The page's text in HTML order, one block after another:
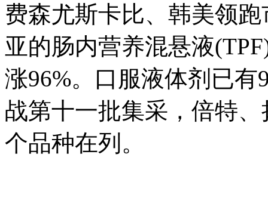
费森尤斯卡比、韩美领
亚的肠内营养混悬液
涨96%。口服液体剂已
战第十一批集采，倍特
个品种在列。